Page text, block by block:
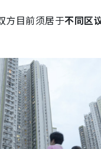
方目前须居于不同区